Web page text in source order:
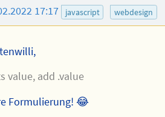
17:17 javascript webdesign
value, add .value
Formulierung! 😂